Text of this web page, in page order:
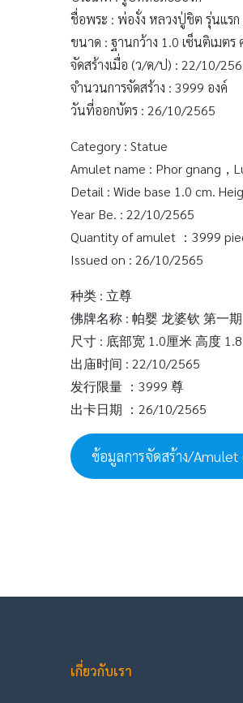
ชื่อพระ : พ่องั่ง หลวงปู่ชิต รุ่นแร
ขนาด : ฐานกว้าง 1.0 เซ็นติเมตร
จัดสร้างเมื่อ (ว/ด/ป) : 22/10/
จำนวนการจัดสร้าง : 3999 องค์
วันที่ออกบัตร : 26/10/2565
Category : Statue
Amulet name : Phor gnang，
Detail : Wide base 1.0 cm.
Year Be. : 22/10/2565
Quantity of amulet ：3999
Issued on : 26/10/2565
种类 : 立尊
佛牌名称 : 帕婴 龙婆钦 第一
尺寸 : 底部宽 1.0厘米 高度
出庙时间 : 22/10/2565
发行限量 ：3999 尊
出卡日期 ：26/10/2565
ข้อมูลการจัดสร้าง/
เกี่ยวกับเรา